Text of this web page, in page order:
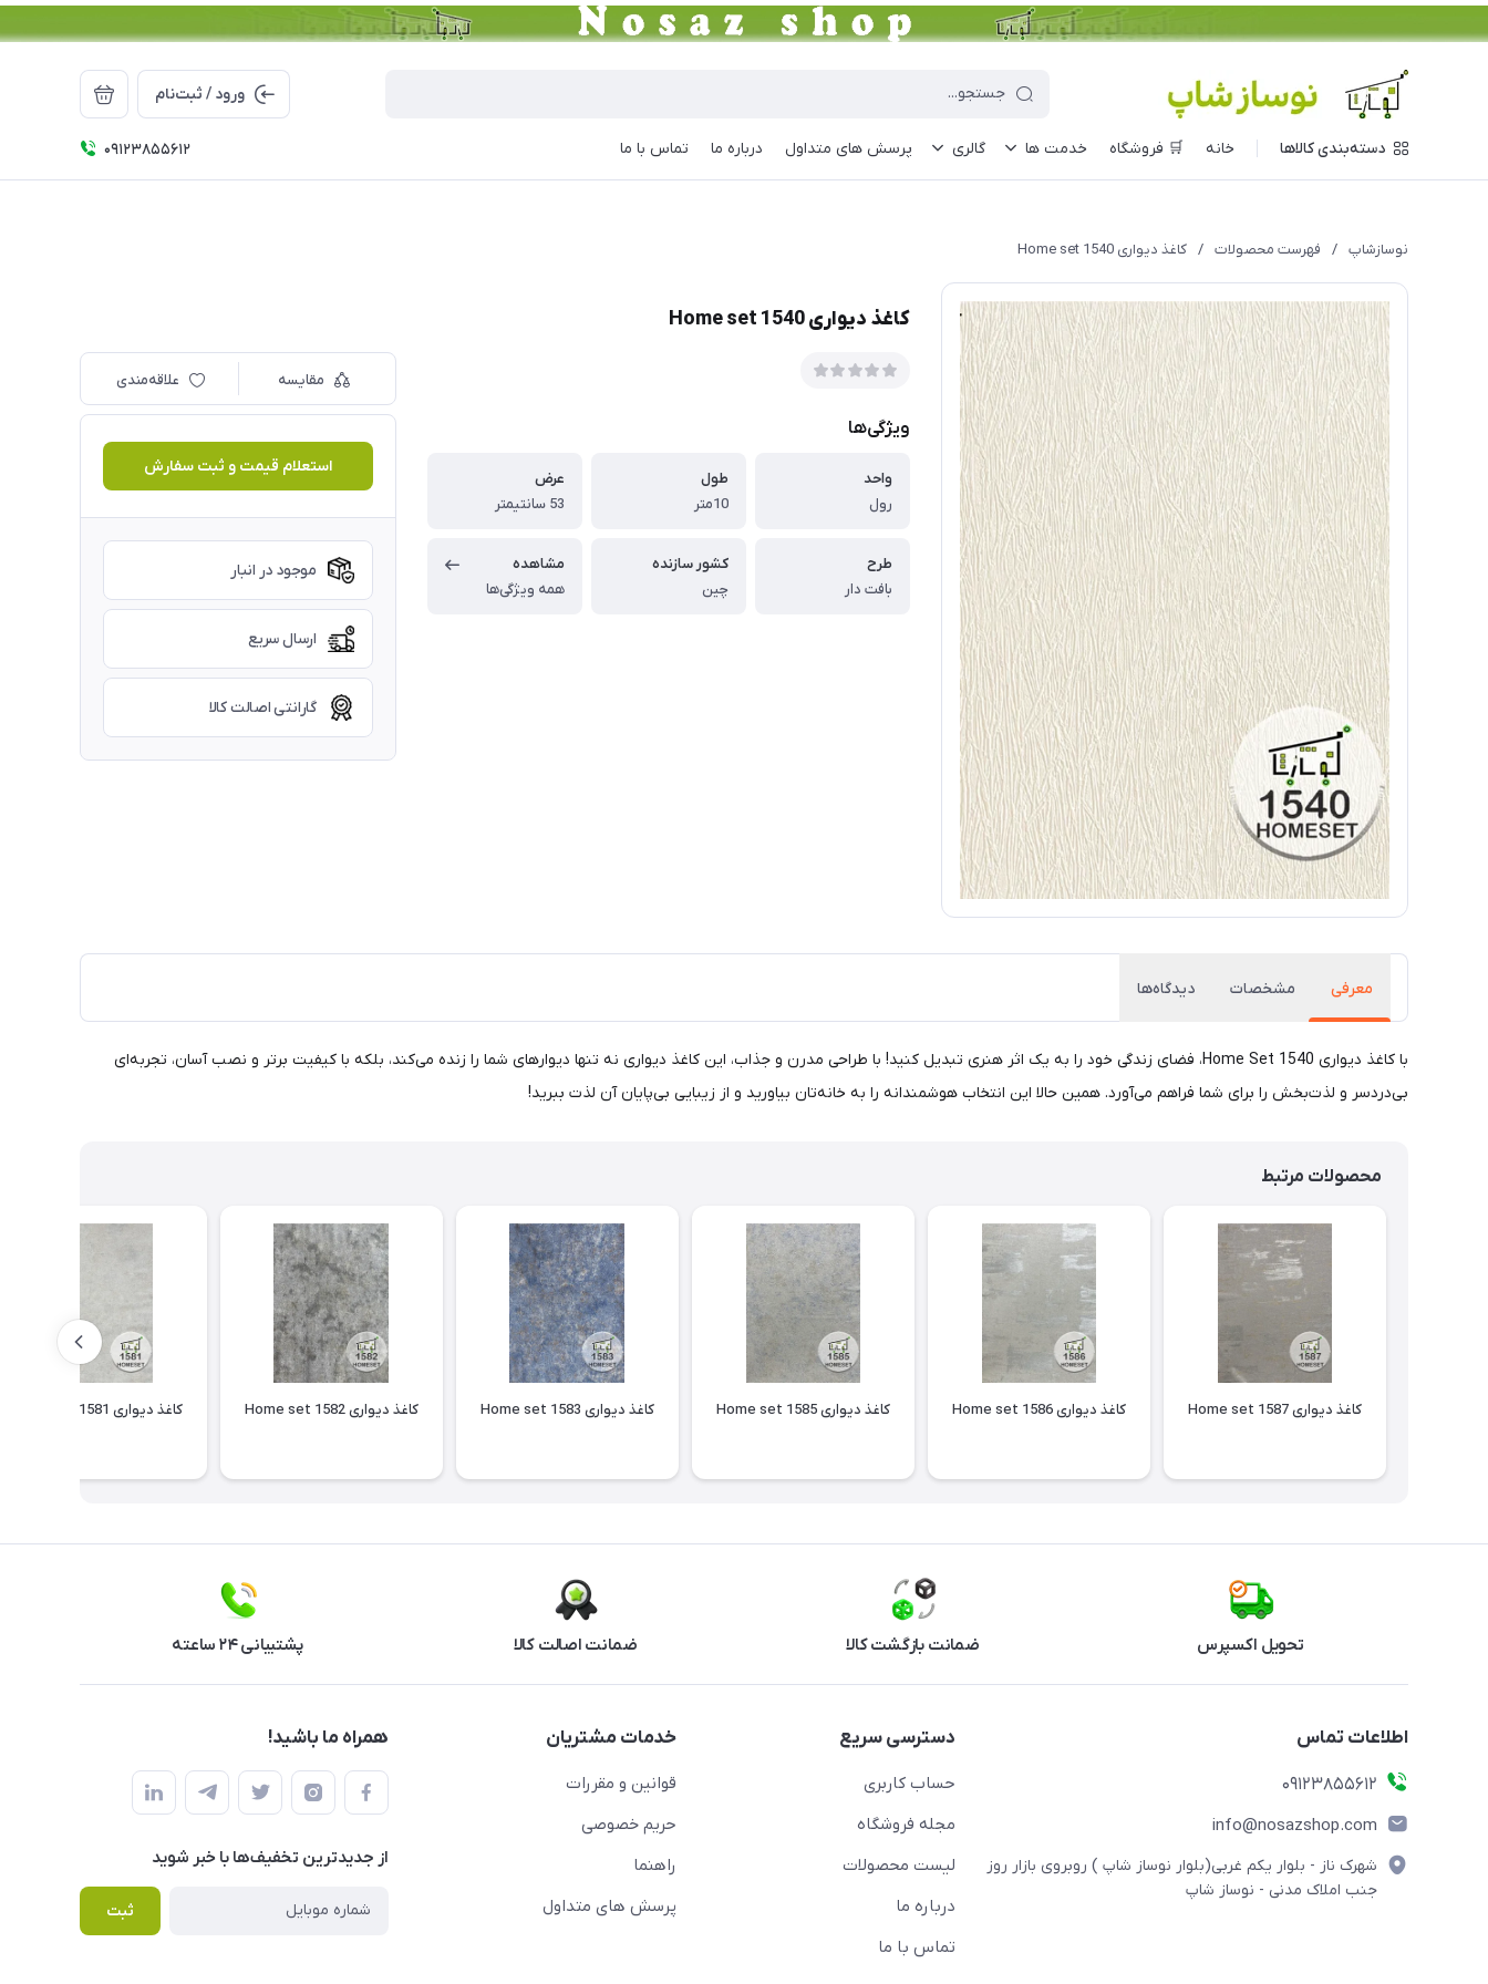
ورود / ثبت‌نام
دسته‌بندی کالاها خانه 🛒 فروشگاه خدمت ها گالری پرسش های متداول درباره ما تماس با ما 09123855612
نوسازشاپ / فهرست محصولات / کاغذ دیواری Home set 1540
کاغذ دیواری Home set 1540
ویژگی‌ها
واحد
رول
طول
10متر
عرض
53 سانتیمتر
طرح
بافت دار
کشور سازنده
چین
مشاهده
همه ویژگی‌ها
مقایسه علاقه‌مندی
استعلام قیمت و ثبت سفارش
موجود در انبار
ارسال سریع
گارانتی اصالت کالا
معرفی مشخصات دیدگاه‌ها
با کاغذ دیواری Home Set 1540، فضای زندگی خود را به یک اثر هنری تبدیل کنید! با طراحی مدرن و جذاب، این کاغذ دیواری نه تنها دیوارهای شما را زنده می‌کند، بلکه با کیفیت برتر و نصب آسان، تجربه‌ای
بی‌دردسر و لذت‌بخش را برای شما فراهم می‌آورد. همین حالا این انتخاب هوشمندانه را به خانه‌تان بیاورید و از زیبایی بی‌پایان آن لذت ببرید!
محصولات مرتبط
کاغذ دیواری Home set 1587 کاغذ دیواری Home set 1586 کاغذ دیواری Home set 1585 کاغذ دیواری Home set 1583 کاغذ دیواری Home set 1582 کاغذ دیواری Home set 1581
تحویل اکسپرس ضمانت بازگشت کالا ضمانت اصالت کالا پشتیبانی ۲۴ ساعته
اطلاعات تماس
09123855612
info@nosazshop.com
شهرک ناز - بلوار یکم غربی(بلوار نوساز شاپ ) روبروی بازار روز
جنب املاک مدنی - نوساز شاپ
دسترسی سریع
حساب کاربری
مجله فروشگاه
لیست محصولات
درباره ما
تماس با ما
خدمات مشتریان
قوانین و مقررات
حریم خصوصی
راهنما
پرسش های متداول
همراه ما باشید!
از جدید‌ترین تخفیف‌ها با‌ خبر شوید
ثبت